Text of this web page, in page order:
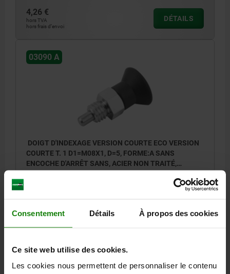
Consentement Détails À propos des cookies
Ce site web utilise des cookies.
Les cookies nous permettent de personnaliser le contenu
4,26 €
hors TVA
hors frais d’envoi
DÉTAILS
03090 A
DOIGT D'INDEXAGE VERSION COURTE ECO VERSION
COURTE T. 1 D1=M08X1, D=5, FORME:A SANS
ENCOCHE D'ARRÊT SANS, ACIER NON TRAITÉ,
MATÉRIAU DU CORPS DE BASE=ACIER
F X 30°=1,3